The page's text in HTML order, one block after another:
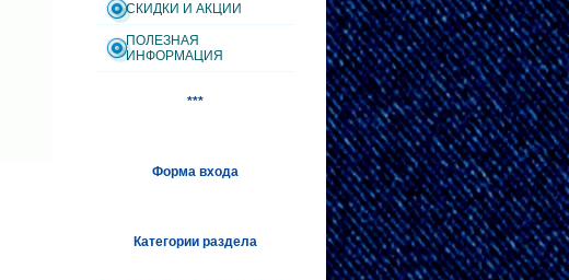
СКИДКИ И АКЦИИ
ПОЛЕЗНАЯ
ИНФОРМАЦИЯ
***
Форма входа
Категории раздела